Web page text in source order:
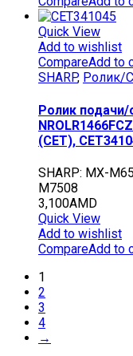
Quick View
Add to wishlist
CompareAdd to
SHARP, Ролик/
Ролик подачи/
(CET),
SHARP: MX-
M7508
3,100AMD
Quick View
Add to wishlist
CompareAdd to
1
2
3
4
→